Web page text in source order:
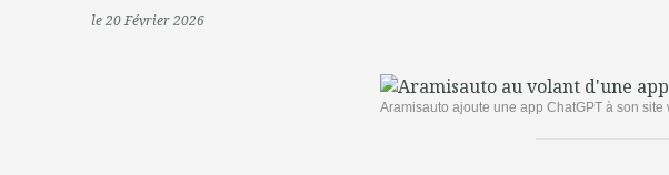
le 20 Février 2026
Aramisauto ajoute une app ChatGPT à son